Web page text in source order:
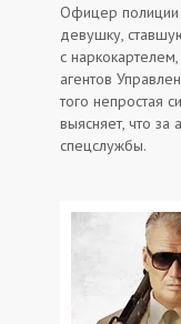
Офицер полиции
девушку,
с
агентов
того непростая
выясняет, что за
спецслужбы.